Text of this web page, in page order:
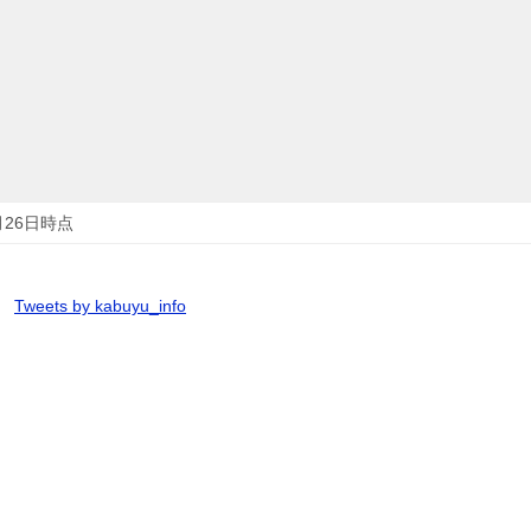
日時点
Tweets by kabuyu_info